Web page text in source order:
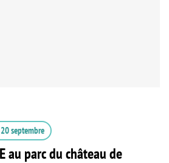
20 septembre
au parc du château de